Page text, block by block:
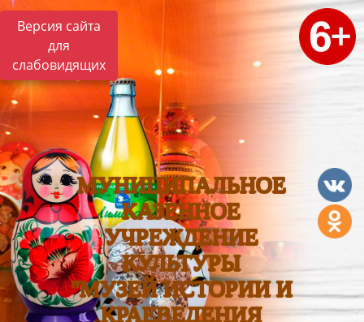
Версия сайта
для
слабовидящих
МУНИЦИПАЛЬНОЕ
КАЗЕННОЕ
УЧРЕЖДЕНИЕ
КУЛЬТУРЫ
"МУЗЕЙ ИСТОРИИ И
КРАЕВЕДЕНИЯ